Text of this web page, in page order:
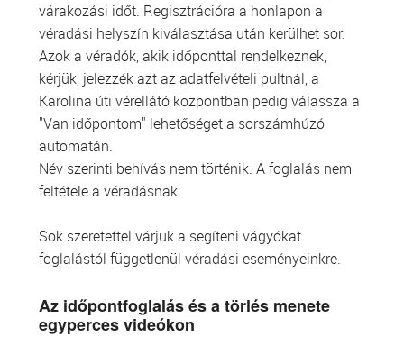
várakozási időt. Regisztrációra a honlapon a
véradási helyszín kiválasztása után kerülhet sor.
Azok a véradók, akik időponttal rendelkeznek,
kérjük, jelezzék azt az adatfelvételi pultnál, a
Karolina úti vérellátó központban pedig válassza a
"Van időpontom" lehetőséget a sorszámhúzó
automatán.
Név szerinti behívás nem történik. A foglalás nem
feltétele a véradásnak.
Sok szeretettel várjuk a segíteni vágyókat
foglalástól függetlenül véradási eseményeinkre.
Az időpontfoglalás és a törlés menete
egyperces videókon